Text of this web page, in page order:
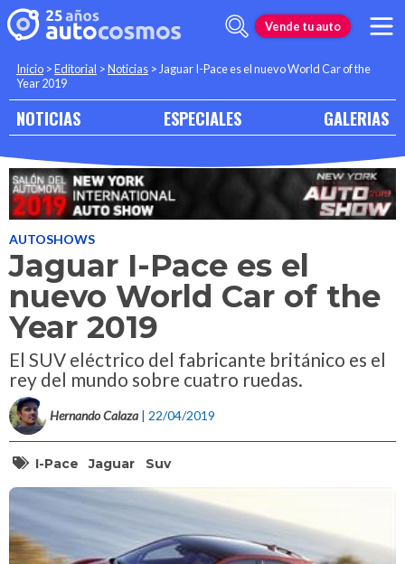
Vende tu auto
Inicio >Editorial >Noticias >Jaguar I-Pace es el nuevo World Car of the
Year 2019
NOTICIAS ESPECIALES GALERIAS
AUTOSHOWS
Jaguar I-Pace es el
nuevo World Car of the
Year 2019
El SUV eléctrico del fabricante británico es el
rey del mundo sobre cuatro ruedas.
Hernando Calaza | 22/04/2019
I-Pace Jaguar Suv